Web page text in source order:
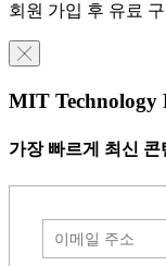
회원 가입 후 유료
╳
MIT Technology
가장 빠르게 최신